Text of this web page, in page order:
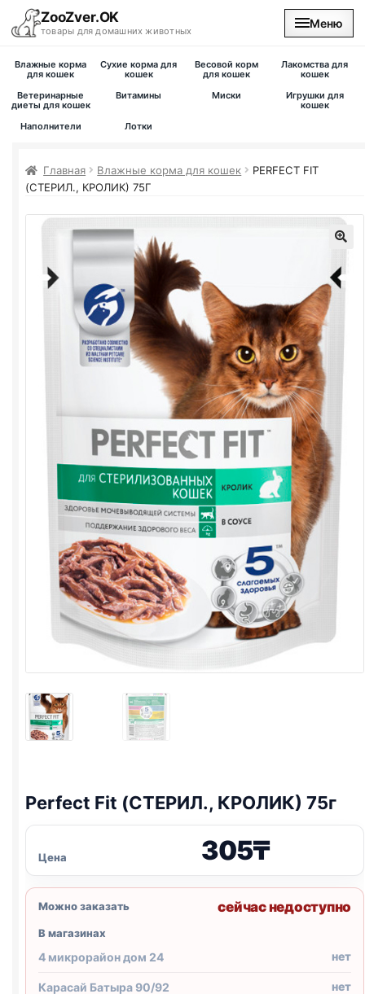
ZooZver.OK
товары для домашних животных
Меню
На главную
Влажные корма
для кошек
Сухие корма для
кошек
Весовой корм
для кошек
Лакомства для
кошек
Ветеринарные
диеты для кошек
Витамины Миски
Игрушки для
кошек
Наполнители
Лотки
Главная Влажные корма для кошек
PERFECT FIT
(СТЕРИЛ., КРОЛИК) 75Г
Perfect Fit (СТЕРИЛ., КРОЛИК) 75г
Цена 305₸
Можно заказать сейчас недоступно
В магазинах
4 микрорайон дом 24 нет
Карасай Батыра 90/92 нет